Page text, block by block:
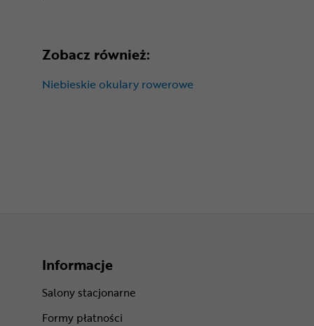
Zobacz również:
Niebieskie okulary rowerowe
Informacje
Salony stacjonarne
Formy płatności